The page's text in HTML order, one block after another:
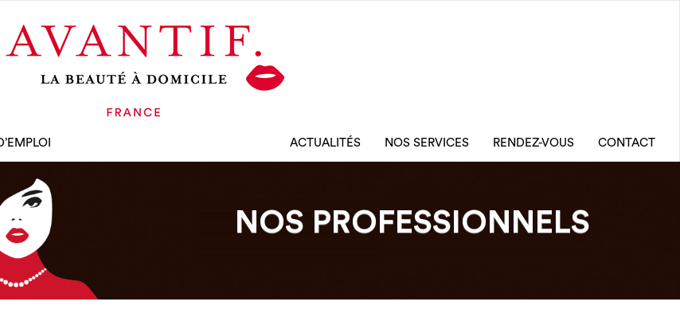
ACTUALITÉS NOS SERVICES RENDEZ-VOUS CONTACT
NOS PROFESSIONNELS